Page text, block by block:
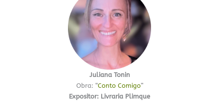
Juliana Tonin
Obra: “Conto Comigo”
Expositor: Livraria Plimque